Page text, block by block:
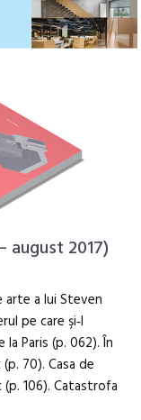
august 2017)
arte a lui Steven
pe care şi‑l
Paris (p. 062). În
70). Casa de
106). Catastrofa